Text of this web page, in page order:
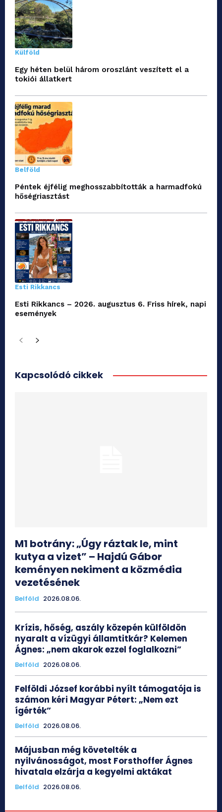
Külföld
Egy héten belül három oroszlánt veszített el a
tokiói állatkert
Belföld
Péntek éjfélig meghosszabbították a harmadfokú
hőségriasztást
Esti Rikkancs
Esti Rikkancs – 2026. augusztus 6. Friss hírek, napi
események
Kapcsolódó cikkek
M1 botrány: „Úgy ráztak le, mint
kutya a vizet” – Hajdú Gábor
keményen nekiment a közmédia
vezetésének
Belföld 2026.08.06.
Krízis, hőség, aszály közepén külföldön
nyaralt a vízügyi államtitkár? Kelemen
Ágnes: „nem akarok ezzel foglalkozni”
Belföld 2026.08.06.
Felföldi József korábbi nyílt támogatója is
számon kéri Magyar Pétert: „Nem ezt
ígérték”
Belföld 2026.08.06.
Májusban még követelték a
nyilvánosságot, most Forsthoffer Ágnes
hivatala elzárja a kegyelmi aktákat
Belföld 2026.08.06.